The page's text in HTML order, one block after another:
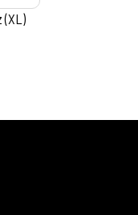
(XL)